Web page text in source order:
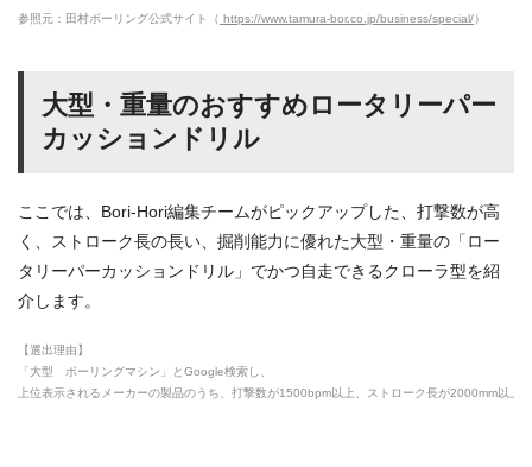
参照元：田村ボーリング公式サイト（ https://www.tamura-bor.co.jp/business/special/）
大型・重量のおすすめロータリーパー
カッションドリル
ここでは、Bori-Hori編集チームがピックアップした、打撃数が高
く、ストローク長の長い、掘削能力に優れた大型・重量の「ロー
タリーパーカッションドリル」でかつ自走できるクローラ型を紹
介します。
【選出理由】
「大型 ボーリングマシン」とGoogle検索し、
上位表示されるメーカーの製品のうち、打撃数が1500bpm以上、ストローク長が2000mm以